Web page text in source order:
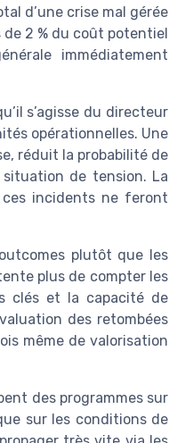
d’une crise mal gérée
de 2 % du coût potentiel
immédiatement
s’agisse du directeur
opérationnelles. Une
réduit la probabilité de
de tension. La
ces incidents ne feront
plutôt que les
plus de compter les
clés et la capacité de
des retombées
même de valorisation
des programmes sur
sur les conditions de